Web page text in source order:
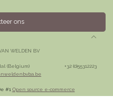
ons
WELDEN BV
(Belgium)
​+32 (0)55312223
#1 Open source e-commerce